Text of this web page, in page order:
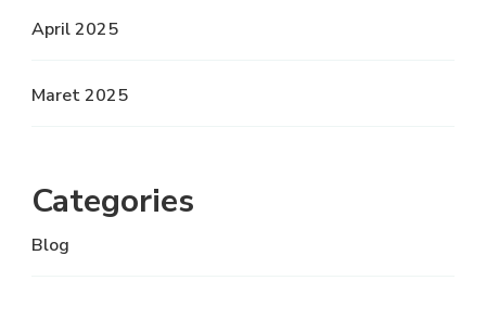
April 2025
Maret 2025
Categories
Blog